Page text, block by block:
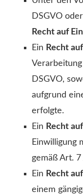
DSGVO
Recht auf
Ein Recht
DSGVO,
aufgrund
erfolgte.
Ein Recht
Einwilligung
gemäß Art.
Ein Recht
einem